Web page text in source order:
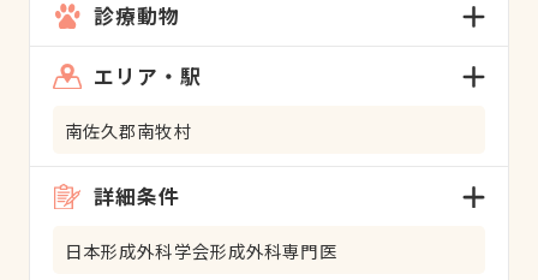
診療動物
エリア・駅
南佐久郡南牧村
詳細条件
日本形成外科学会形成外科専門医